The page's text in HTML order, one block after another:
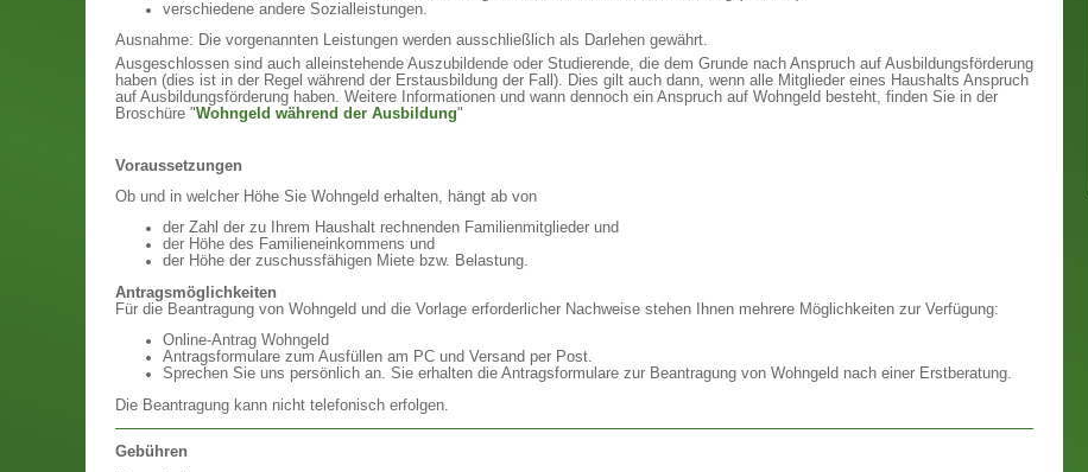
verschiedene andere Sozialleistungen.
Ausnahme: Die vorgenannten Leistungen werden ausschließlich als Darlehen gewährt.
Ausgeschlossen sind auch alleinstehende Auszubildende oder Studierende, die dem Grunde nach Anspruch auf Ausbildungsförderung
haben (dies ist in der Regel während der Erstausbildung der Fall). Dies gilt auch dann, wenn alle Mitglieder eines Haushalts Anspruch
auf Ausbildungsförderung haben. Weitere Informationen und wann dennoch ein Anspruch auf Wohngeld besteht, finden Sie in der
Broschüre "Wohngeld während der Ausbildung"
Voraussetzungen
Ob und in welcher Höhe Sie Wohngeld erhalten, hängt ab von
der Zahl der zu Ihrem Haushalt rechnenden Familienmitglieder und
der Höhe des Familieneinkommens und
der Höhe der zuschussfähigen Miete bzw. Belastung.
Antragsmöglichkeiten
Für die Beantragung von Wohngeld und die Vorlage erforderlicher Nachweise stehen Ihnen mehrere Möglichkeiten zur Verfügung:
Online-Antrag Wohngeld
Antragsformulare zum Ausfüllen am PC und Versand per Post.
Sprechen Sie uns persönlich an. Sie erhalten die Antragsformulare zur Beantragung von Wohngeld nach einer Erstberatung.
Die Beantragung kann nicht telefonisch erfolgen.
Gebühren